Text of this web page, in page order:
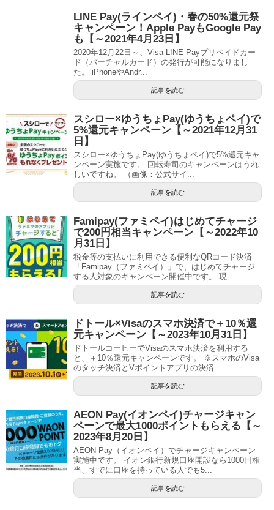
LINE Pay(ラインペイ)・春の50%還元祭
キャンペーン！Apple PayもGoogle Pay
も【～2021年4月23日】
2020年12月22日～、Visa LINE Payプリペイドカー
ド（バーチャルカード）の発行が可能になりまし
た。 iPhoneやAndr...
記事を読む
スシロー×ゆうちょPay(ゆうちょペイ)で
5%還元キャンペーン【～2021年12月31
日】
スシロー×ゆうちょPay(ゆうちょペイ)で5%還元キャ
ンペーン実施です。 回転寿司のキャンペーンはうれ
しいですね。 （画像：公式サイ...
記事を読む
Famipay(ファミペイ)はじめてチャージ
で200円相当キャンペーン【～2022年10
月31日】
税金等の支払いに利用できる便利なQRコード決済
「Famipay（ファミペイ）」で、はじめてチャージ
する人対象のキャンペーン開催中です。 現...
記事を読む
ドトール×Visaのスマホ決済で＋10％還
元キャンペーン【～2023年10月31日】
ドトールコーヒーでVisaのスマホ決済を利用する
と、＋10％還元キャンペーンです。 ※スマホのVisa
のタッチ決済とVポイントアプリの決済...
記事を読む
AEON Pay(イオンペイ)チャージキャン
ペーンで最大1000ポイントもらえる【～
2023年8月20日】
AEON Pay（イオンペイ）でチャージキャンペーン
実施中です。 イオン銀行新規口座開設なら1000円相
当、すでに口座を持っている人でも5...
記事を読む